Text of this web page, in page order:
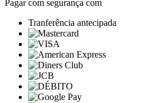
Pagar com segurança com
Tranferência antecipada